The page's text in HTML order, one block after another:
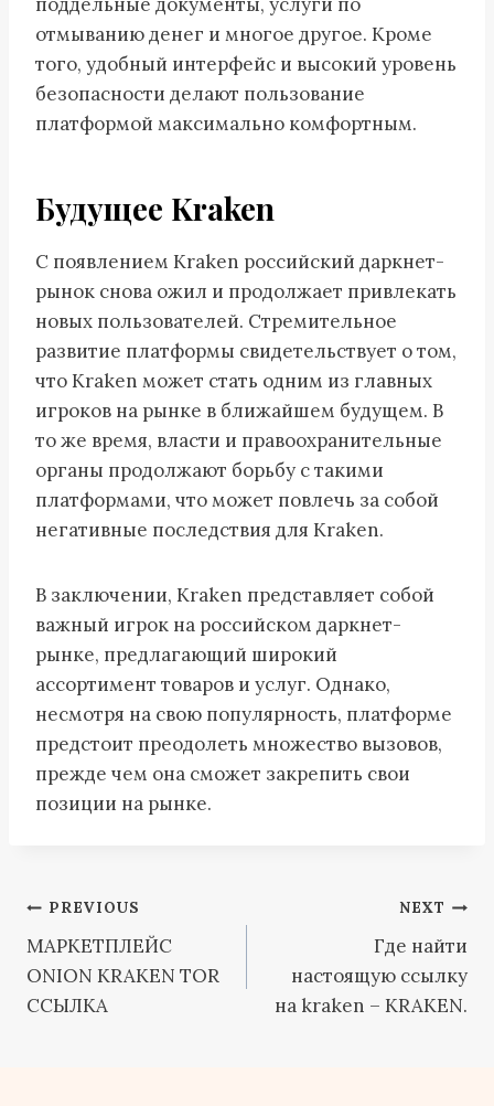
отмыванию денег и многое другое. Кроме
того, удобный интерфейс и высокий уровень
безопасности делают пользование
платформой максимально комфортным.
Будущее Kraken
С появлением Kraken российский даркнет-
рынок снова ожил и продолжает привлекать
новых пользователей. Стремительное
развитие платформы свидетельствует о том,
что Kraken может стать одним из главных
игроков на рынке в ближайшем будущем. В
то же время, власти и правоохранительные
органы продолжают борьбу с такими
платформами, что может повлечь за собой
негативные последствия для Kraken.
В заключении, Kraken представляет собой
важный игрок на российском даркнет-
рынке, предлагающий широкий
ассортимент товаров и услуг. Однако,
несмотря на свою популярность, платформе
предстоит преодолеть множество вызовов,
прежде чем она сможет закрепить свои
позиции на рынке.
Post
navigation
PREVIOUS
МАРКЕТПЛЕЙС
ONION KRAKEN TOR
ССЫЛКА
NEXT
Где найти
настоящую ссылку
на kraken – KRAKEN.